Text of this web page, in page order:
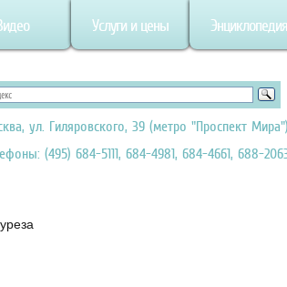
Услуги и цены Энциклопедия
ул. Гиляровского, 39 (метро "Проспект Мира")
(495) 684-5111, 684-4981, 684-4661, 688-